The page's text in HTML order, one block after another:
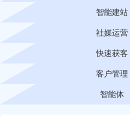
智能建站
社媒运营
快速获客
客户管理
智能体